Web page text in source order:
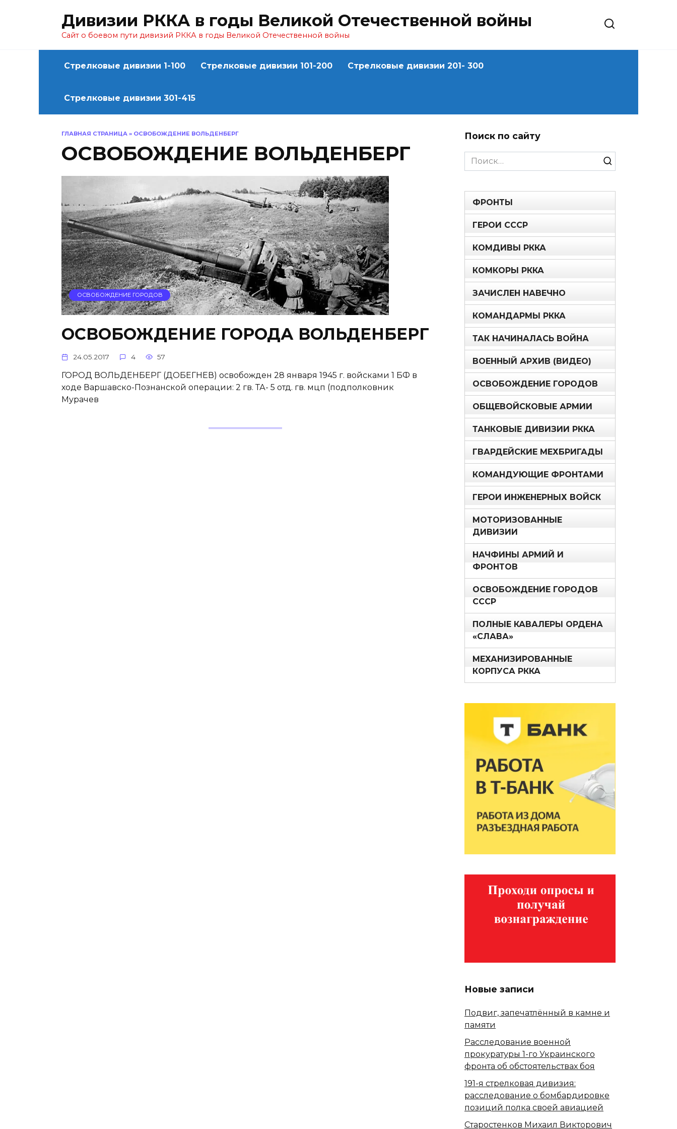
Дивизии РККА в годы Великой Отечественной войны
Сайт о боевом пути дивизий РККА в годы Великой Отечественной войны
Стрелковые дивизии 1-100 Стрелковые дивизии 101-200 Стрелковые дивизии 201- 300
Стрелковые дивизии 301-415
ГЛАВНАЯ СТРАНИЦА » ОСВОБОЖДЕНИЕ ВОЛЬДЕНБЕРГ
ОСВОБОЖДЕНИЕ ВОЛЬДЕНБЕРГ
ОСВОБОЖДЕНИЕ ГОРОДОВ
ОСВОБОЖДЕНИЕ ГОРОДА ВОЛЬДЕНБЕРГ
24.05.2017 4 57
ГОРОД ВОЛЬДЕНБЕРГ (ДОБЕГНЕВ) освобожден 28 января 1945 г. войсками 1 БФ в
ходе Варшавско-Познанской операции: 2 гв. ТА- 5 отд. гв. мцп (подполковник
Мурачев
Поиск по сайту
Search
for:
ФРОНТЫ
ГЕРОИ СССР
КОМДИВЫ РККА
КОМКОРЫ РККА
ЗАЧИСЛЕН НАВЕЧНО
КОМАНДАРМЫ РККА
ТАК НАЧИНАЛАСЬ ВОЙНА
ВОЕННЫЙ АРХИВ (ВИДЕО)
ОСВОБОЖДЕНИЕ ГОРОДОВ
ОБЩЕВОЙСКОВЫЕ АРМИИ
ТАНКОВЫЕ ДИВИЗИИ РККА
ГВАРДЕЙСКИЕ МЕХБРИГАДЫ
КОМАНДУЮЩИЕ ФРОНТАМИ
ГЕРОИ ИНЖЕНЕРНЫХ ВОЙСК
МОТОРИЗОВАННЫЕ
ДИВИЗИИ
НАЧФИНЫ АРМИЙ И
ФРОНТОВ
ОСВОБОЖДЕНИЕ ГОРОДОВ
СССР
ПОЛНЫЕ КАВАЛЕРЫ ОРДЕНА
«СЛАВА»
МЕХАНИЗИРОВАННЫЕ
КОРПУСА РККА
Новые записи
Подвиг, запечатлённый в камне и
памяти
Расследование военной
прокуратуры 1-го Украинского
фронта об обстоятельствах боя
191-я стрелковая дивизия:
расследование о бомбардировке
позиций полка своей авиацией
Старостенков Михаил Викторович